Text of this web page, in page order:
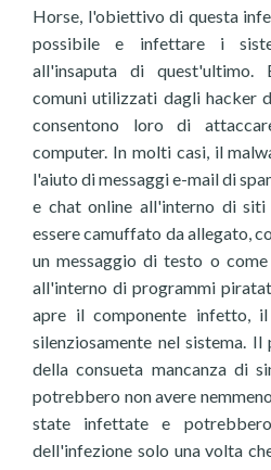
Horse, l'obiettivo di questa
possibile e infettare i
all'insaputa di quest'ultimo.
comuni utilizzati dagli hacker
consentono loro di
computer. In molti casi, il
l'aiuto di messaggi e-mail di
e chat online all'interno di
essere camuffato da allegato,
un messaggio di testo o
all'interno di programmi
apre il componente infetto,
silenziosamente nel sistema. Il
della consueta mancanza di
potrebbero non avere
state infettate e
dell'infezione solo una volta